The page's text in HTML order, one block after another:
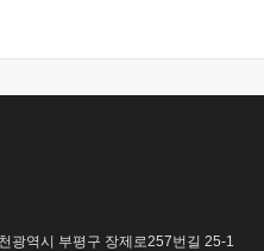
광역시 부평구 장제로257번길 25-1